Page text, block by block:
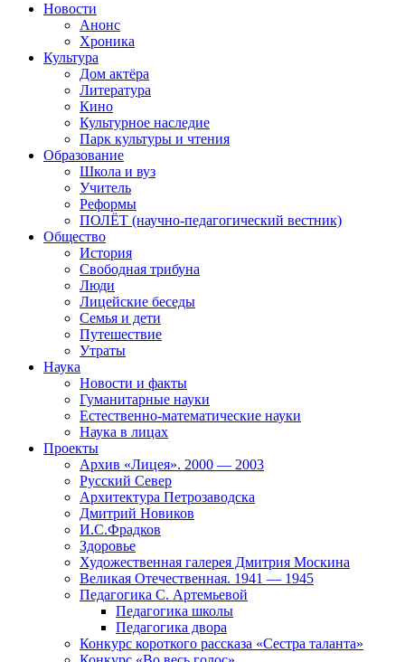
Новости
Анонс
Хроника
Культура
Дом актёра
Литература
Кино
Культурное наследие
Парк культуры и чтения
Образование
Школа и вуз
Учитель
Реформы
ПОЛЁТ (научно-педагогический вестник)
Общество
История
Свободная трибуна
Люди
Лицейские беседы
Семья и дети
Путешествие
Утраты
Наука
Новости и факты
Гуманитарные науки
Естественно-математические науки
Наука в лицах
Проекты
Архив «Лицея». 2000 — 2003
Русский Север
Архитектура Петрозаводска
Дмитрий Новиков
И.С.Фрадков
Здоровье
Художественная галерея Дмитрия Москина
Великая Отечественная. 1941 — 1945
Педагогика С. Артемьевой
Педагогика школы
Педагогика двора
Конкурс короткого рассказа «Сестра таланта»